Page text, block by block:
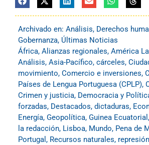
Archivado en: Análisis, Derechos
Gobernanza, Últimas Noticias
África, Alianzas regionales, América
Análisis, Asia-Pacífico, cárceles,
movimiento, Comercio e inversiones,
Países de Lengua Portuguesa (CPLP),
Crimen y justicia, Democracia y
forzadas, Destacados, dictaduras,
Energía, Geopolítica, Guinea Ecuatorial ,
la redacción, Lisboa, Mundo, Pena de
Portugal , Recursos naturales, represión